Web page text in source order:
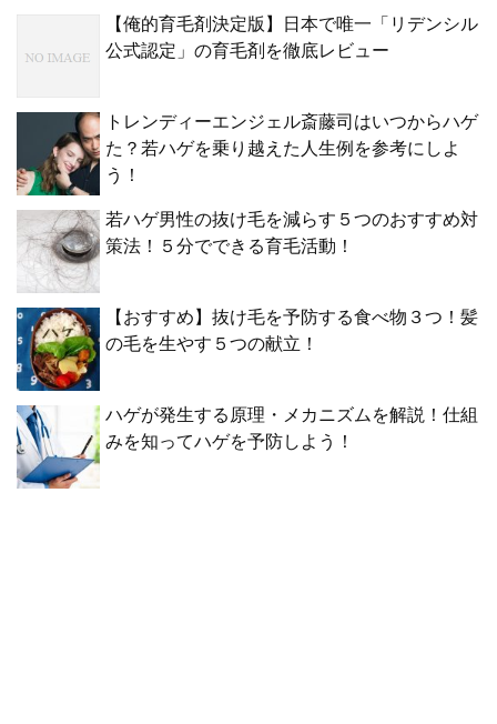
【俺的育毛剤決定版】日本で唯一「リデンシル
公式認定」の育毛剤を徹底レビュー
トレンディーエンジェル斎藤司はいつからハゲ
た？若ハゲを乗り越えた人生例を参考にしよ
う！
若ハゲ男性の抜け毛を減らす５つのおすすめ対
策法！５分でできる育毛活動！
【おすすめ】抜け毛を予防する食べ物３つ！髪
の毛を生やす５つの献立！
ハゲが発生する原理・メカニズムを解説！仕組
みを知ってハゲを予防しよう！